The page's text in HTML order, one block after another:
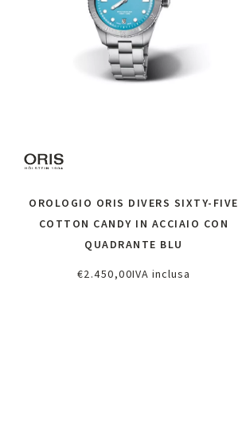
OROLOGIO ORIS DIVERS SIXTY-FIVE
COTTON CANDY IN ACCIAIO CON
QUADRANTE BLU
€2.450,00IVA inclusa